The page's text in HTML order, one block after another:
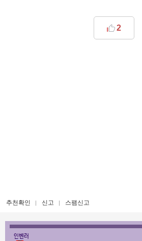
2
추천확인 신고 스팸신고
인벤러